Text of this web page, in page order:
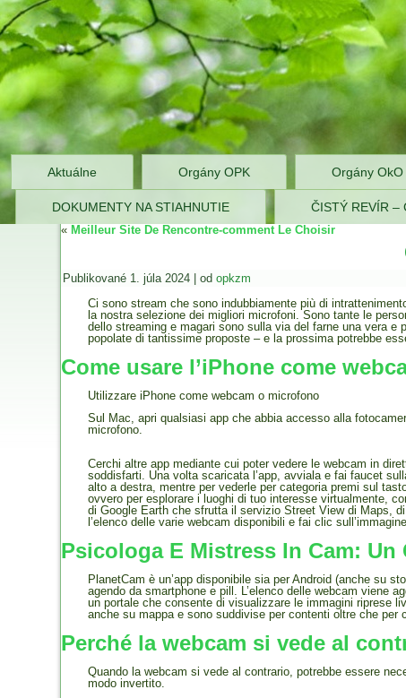
OPK Zlaté
Aktuálne Orgány OPK Orgány OkO
DOKUMENTY NA STIAHNUTIE ČISTÝ REVÍR –
« Meilleur Site De Rencontre-comment Le Choisir
Publikované 1. júla 2024 |od opkzm
Ci sono stream che sono indubbiamente più di
la nostra selezione dei migliori microfoni. Sono tante le
dello streaming e magari sono sulla via del farne una vera
popolate di tantissime proposte – e la prossima potrebbe
Come usare l’iPhone come
Utilizzare iPhone come webcam o microfono
Sul Mac, apri qualsiasi app che abbia accesso alla
microfono.
Cerchi altre app mediante cui poter vedere le webcam in
soddisfarti. Una volta scaricata l’app, avviala e fai faucet
alto a destra, mentre per vederle per categoria premi sul
ovvero per esplorare i luoghi di tuo interesse virtualmente,
di Google Earth che sfrutta il servizio Street View di Maps,
l’elenco delle varie webcam disponibili e fai clic
Psicologa E Mistress In Cam:
PlanetCam è un’app disponibile sia per Android (anche su
agendo da smartphone e pill. L’elenco delle webcam viene
un portale che consente di visualizzare le immagini riprese
anche su mappa e sono suddivise per contenti oltre che
Perché la webcam si vede al
Quando la webcam si vede al contrario, potrebbe essere
modo invertito.